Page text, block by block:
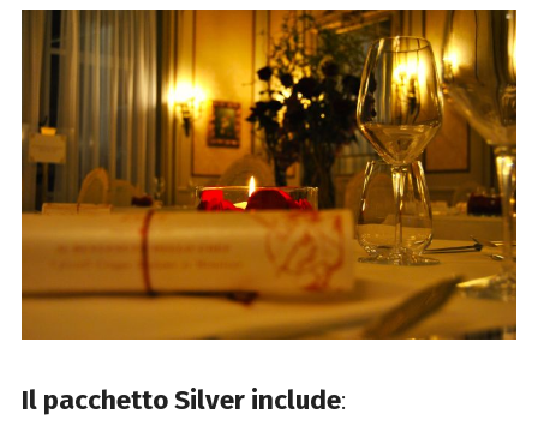
Il pacchetto Silver include: